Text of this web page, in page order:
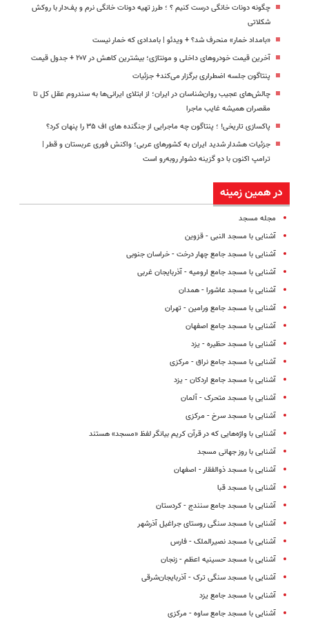
چگونه دونات خانگی درست کنیم ؟ ؛ طرز تهیه دونات خانگی نرم و پف‌دار با روکش
شکلاتی
«بامداد خمار» منحرف شد؟ + ویدئو | بامدادی که خمار نیست
آخرین قیمت خودروهای داخلی و مونتاژی؛‌ بیشترین کاهش در ۲۰۷ + جدول قیمت
پنتاگون جلسه اضطراری برگزار می‌کند+ جزئیات
چالش‌های عجیب روان‌شناسان در ایران؛ از ابتلای ایرانی‌ها به سندروم عقل کل تا
مقصران همیشه غایب ماجرا
پاکسازی تاریخی! ؛ پنتاگون چه ماجرایی از جنگنده های اف ۳۵ را پنهان کرد؟
جزئیات هشدار شدید ایران به کشورهای عربی؛ واکنش فوری عربستان و قطر |
ترامپ اکنون با دو گزینه دشوار روبه‌رو است
در همین زمینه
مجله مسجد
آشنایی با مسجد النبی - قزوین
آشنایی با مسجد جامع چهار درخت - خراسان جنوبی
آشنایی با مسجد جامع ارومیه - آذربایجان غربی
آشنایی با مسجد عاشورا - همدان
آشنایی با مسجد جامع ورامین - تهران
آشنایی با مسجد جامع اصفهان
آشنایی با مسجد حظیره - یزد
آشنایی با مسجد جامع نراق - مرکزی
آشنایی با مسجد جامع اردکان - یزد
آشنایی با مسجد متحرک - آلمان
آشنایی با مسجد سرخ - مرکزی
آشنایی با واژه‌هایی که در قرآن کریم بیانگر لفظ «مسجد» هستند
آشنایی با روز جهانی مسجد
آشنایی با مسجد ذوالفقار - اصفهان
آشنایی با مسجد قبا
آشنایی با مسجد جامع سنندج - کردستان
آشنایی با مسجد سنگی روستای جراغیل آذرشهر
آشنایی با مسجد نصیرالملک - فارس
آشنایی با مسجد حسینیه اعظم - زنجان
آشنایی با مسجد سنگى ترک - آذربایجان‌شرقی
آشنایی با مسجد جامع یزد
آشنایی با مسجد جامع ساوه - مرکزی